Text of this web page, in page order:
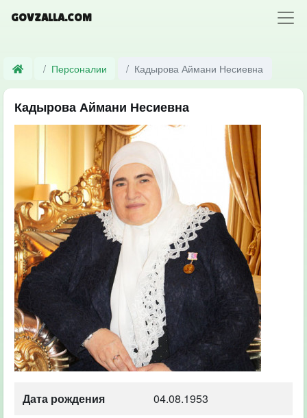
GOVZALLA.COM
Персоналии Кадырова Аймани Несиевна
Кадырова Аймани Несиевна
Дата рождения 04.08.1953